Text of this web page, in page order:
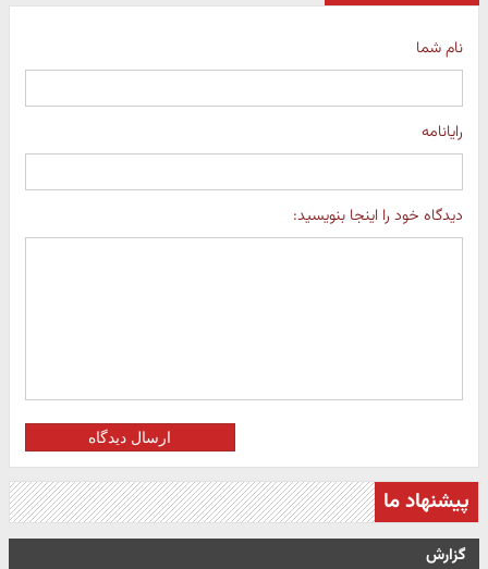
نام شما
رایانامه
دیدگاه خود را اینجا بنویسید:
ارسال دیدگاه
پیشنهاد ما
گزارش